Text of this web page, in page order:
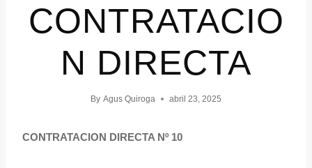
CONTRATACIO
N DIRECTA
By Agus Quiroga abril 23, 2025
CONTRATACION DIRECTA Nº 10